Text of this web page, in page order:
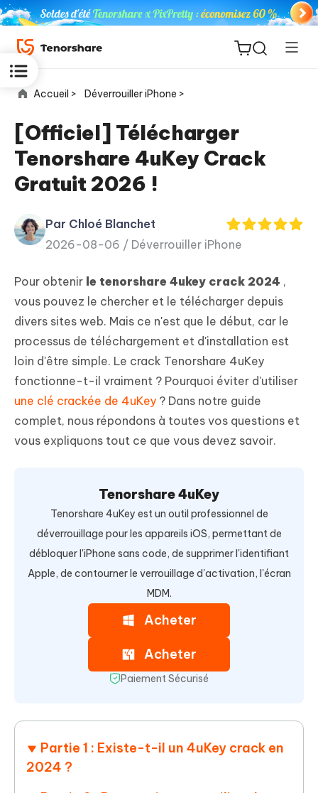
ReiBoot
for iOS
PDNob
PDF
New
iAnyGo
Accueil > Déverrouiller iPhone >
[Officiel] Télécharger
Tenorshare 4uKey Crack
Gratuit 2026 !
Par Chloé Blanchet
2026-08-06 / Déverrouiller iPhone
Pour obtenir le tenorshare 4ukey crack 2024 ,
vous pouvez le chercher et le télécharger depuis
divers sites web. Mais ce n'est que le début, car le
processus de téléchargement et d'installation est
loin d'être simple. Le crack Tenorshare 4uKey
fonctionne-t-il vraiment ? Pourquoi éviter d'utiliser
une clé crackée de 4uKey ? Dans notre guide
complet, nous répondons à toutes vos questions et
vous expliquons tout ce que vous devez savoir.
Tenorshare 4uKey
Tenorshare 4uKey est un outil professionnel de
déverrouillage pour les appareils iOS, permettant de
débloquer l'iPhone sans code, de supprimer l'identifiant
Apple, de contourner le verrouillage d'activation, l'écran
MDM.
Acheter
Acheter
Paiement Sécurisé
Partie 1 : Existe-t-il un 4uKey crack en
2024 ?